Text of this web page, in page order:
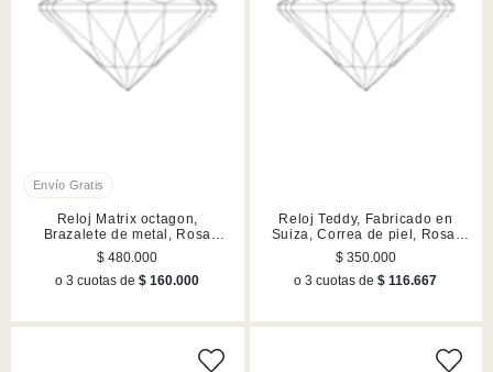
Reloj Matrix octagon,
Brazalete de metal, Rosa
dorado, Acabado en tono oro
rosa
$ 480.000
o 3 cuotas de$ 160.000
Reloj Teddy, Fabricado en
Suiza, Correa de piel, Rosa,
Acabado en tono oro rosa
$ 350.000
o 3 cuotas de$ 116.667